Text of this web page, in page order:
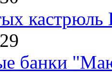
кастрюль
банки